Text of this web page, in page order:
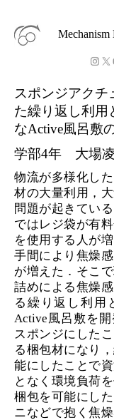
Mechanism
スポンジアクチ
た繰り返し利用
なActive風呂敷
学部4年 大場
物流が多様化し
材の大量利用，
問題が起きてい
ではレジ袋が有
を使用する人が
手間により焦燥
が増えた．そこ
詰めによる焦燥
る繰り返し利用
Active風呂敷を
スポンジにした
る梱包材になり
能にしたことで
となく環境負荷
梱包を可能にし
ニなどで抱く焦